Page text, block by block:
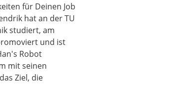
für Deinen Job
hat an der TU
studiert, am
und ist
Robot
mit seinen
Ziel, die